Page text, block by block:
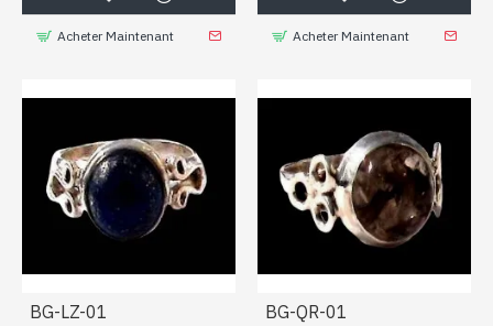
Acheter Maintenant Acheter Maintenant
BG-LZ-01 BG-QR-01